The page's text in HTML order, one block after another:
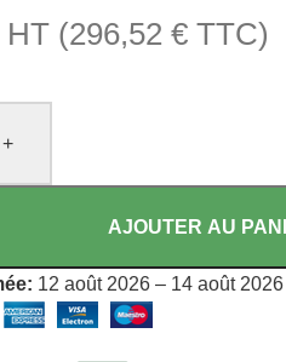
HT (296,52€ TTC)
+
AJOUTER AU
12 août 2026 – 14 août 2026